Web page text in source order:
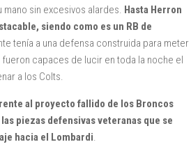
sin excesivos alardes. Hasta Herron
siendo como es un RB de
tenía a una defensa construida para meter
fueron capaces de lucir en toda la noche el
a los Colts.
al proyecto fallido de los Broncos
piezas defensivas veteranas que se
hacia el Lombardi.